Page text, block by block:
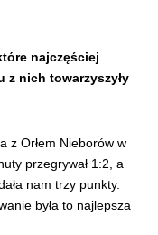
najczęściej
z nich towarzyszyły
z Orłem Nieborów w
przegrywał 1:2, a
nam trzy punkty.
była to najlepsza